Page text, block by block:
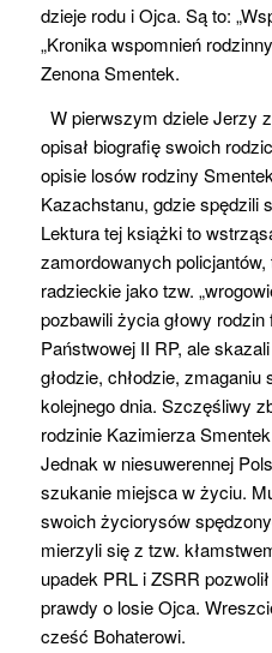
dzieje rodu i Ojca. Są to:
„Kronika wspomnień
ZenonaSmentek.
W pierwszym dziele Jerzy
opisał biografię swoich
opisie losów rodziny Smentek
Kazachstanu, gdzie spędzili
Lektura tej książki to
zamordowanych policjantów,
radzieckie jako tzw.
pozbawiliżycia głowy rodzin
Państwowej II RP, ale
głodzie, chłodzie,
kolejnego dnia. Szczęśliwy
rodzinie KazimierzaSmentek
Jednak w niesuwerennej
szukanie miejsca w życiu.
swoich życiorysów
mierzylisię z tzw.
upadek PRL i ZSRR
prawdy o losie Ojca.
cześć Bohaterowi.